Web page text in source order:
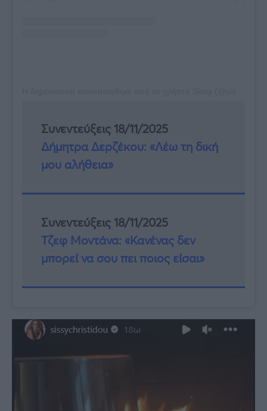
Συνεντεύξεις 18/11/2025
Δήμητρα Δερζέκου: «Λέω τη δική
μου αλήθεια»
Συνεντεύξεις 18/11/2025
Τζεφ Μοντάνα: «Κανένας δεν
μπορεί να σου πει ποιος είσαι»